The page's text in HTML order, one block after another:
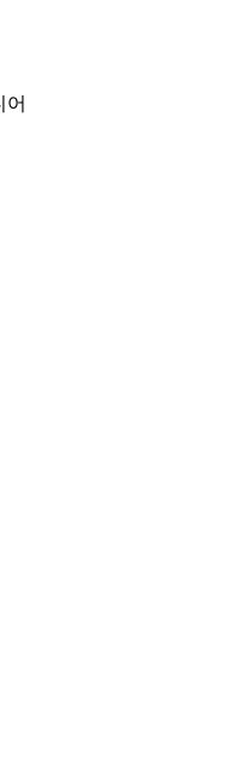
어